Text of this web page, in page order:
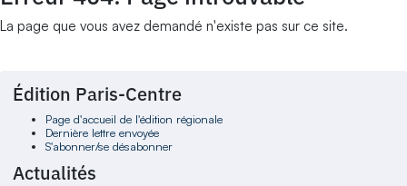
La page que vous avez demandé n'existe pas sur ce site.
Édition Paris-Centre
Page d'accueil de l'édition régionale
Dernière lettre envoyée
S'abonner/se désabonner
Actualités